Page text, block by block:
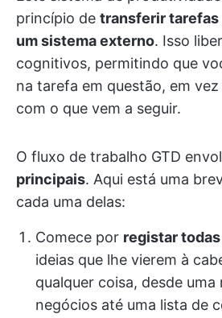
princípio de transferir tarefas
um sistema externo. Isso
cognitivos, permitindo que
na tarefa em questão, em
com o que vem a seguir.
O fluxo de trabalho GTD
principais. Aqui está uma
cada uma delas:
Comece por registar
ideias que lhe vierem à
qualquer coisa, desde uma
negócios até uma lista de